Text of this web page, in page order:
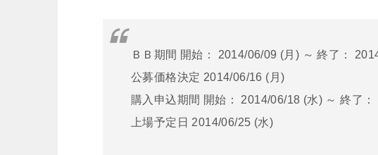
ＢＢ期間 開始： 2014/06/09 (月) ～ 終了：
公募価格決定 2014/06/16 (月)
購入申込期間 開始： 2014/06/18 (水) ～ 終了
上場予定日 2014/06/25 (水)